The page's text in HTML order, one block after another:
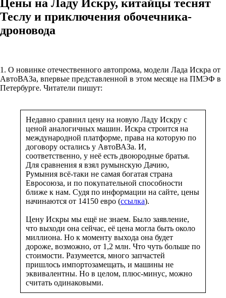
Цены на Ладу Искру, китайцы теснят
Теслу и приключения обочечника-
дроновода
1. О новинке отечественного автопрома, модели Лада Искра от
АвтоВАЗа, впервые представленной в этом месяце на ПМЭФ в
Петербурге. Читатели пишут:
Недавно сравнил цену на новую Ладу Искру с
ценой аналогичных машин. Искра строится на
международной платформе, права на которую по
договору остались у АвтоВАЗа. И,
соответственно, у неё есть двоюродные братья.
Для сравнения я взял румынскую Дачию,
Румыния всё-таки не самая богатая страна
Евросоюза, и по покупательной способности
ближе к нам. Судя по информации на сайте, цены
начинаются от 14150 евро (ссылка).
Цену Искры мы ещё не знаем. Было заявление,
что выходи она сейчас, её цена могла быть около
миллиона. Но к моменту выхода она будет
дороже, возможно, от 1,2 млн. Что чуть больше по
стоимости. Разумеется, много запчастей
пришлось импортозамещать, и машины не
эквивалентны. Но в целом, плюс-минус, можно
считать одинаковыми.